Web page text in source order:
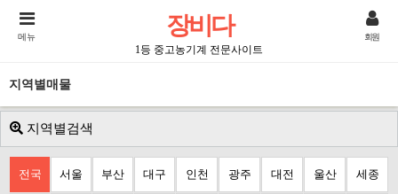
장비다
1등 중고농기계 전문사이트
메뉴 회원
지역별매물
지역별검색
전국 서울 부산 대구 인천 광주 대전 울산 세종